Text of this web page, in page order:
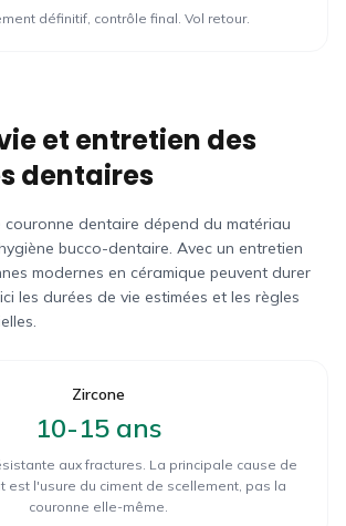
définitif, contrôle final. Vol retour.
et entretien des
dentaires
dentaire dépend du matériau
bucco-dentaire. Avec un entretien
modernes en céramique peuvent durer
les durées de vie estimées et les règles
Zircone
10-15 ans
aux fractures. La principale cause de
est l'usure du ciment de scellement, pas la
couronne elle-même.